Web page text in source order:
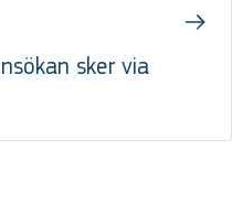
sker via